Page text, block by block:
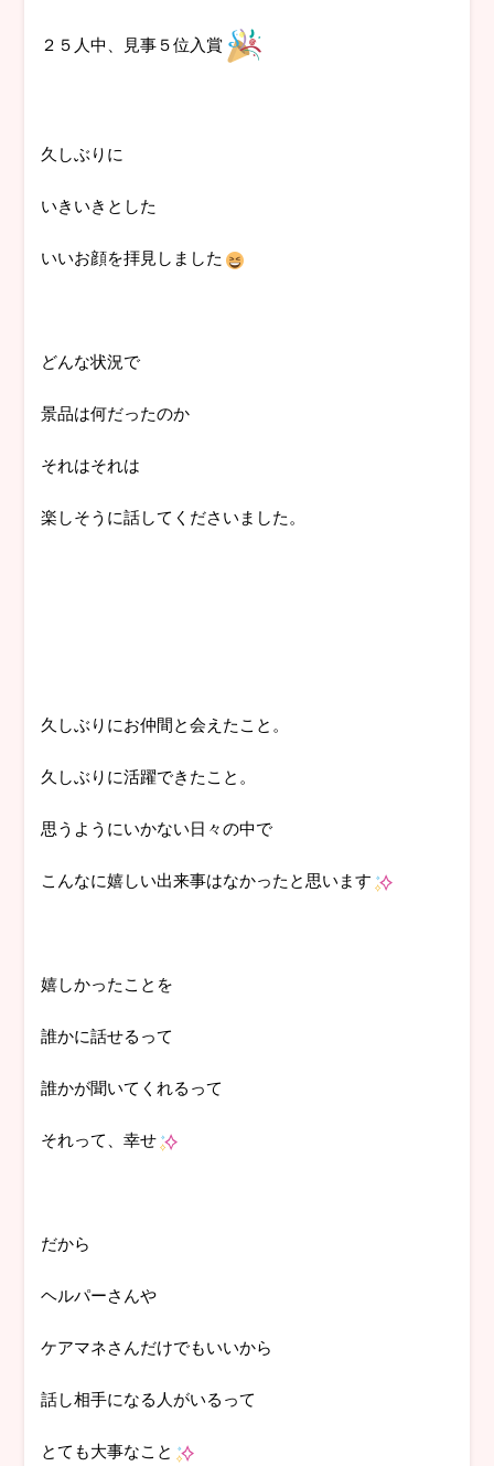
２５人中、見事５位入賞
久しぶりに
いきいきとした
いいお顔を拝見しました
どんな状況で
景品は何だったのか
それはそれは
楽しそうに話してくださいました。
久しぶりにお仲間と会えたこと。
久しぶりに活躍できたこと。
思うようにいかない日々の中で
こんなに嬉しい出来事はなかったと思います
嬉しかったことを
誰かに話せるって
誰かが聞いてくれるって
それって、幸せ
だから
ヘルパーさんや
ケアマネさんだけでもいいから
話し相手になる人がいるって
とても大事なこと